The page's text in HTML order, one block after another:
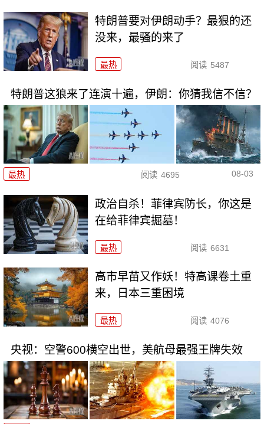
特朗普要对伊朗动手？最狠的还
没来，最骚的来了
最热 阅读 5487
特朗普这狼来了连演十遍，伊朗：你猜我信不信？
最热 阅读 4695 08-03
政治自杀！菲律宾防长，你这是
在给菲律宾掘墓！
最热 阅读 6631
高市早苗又作妖！特高课卷土重
来，日本三重困境
最热 阅读 4076
央视：空警600横空出世，美航母最强王牌失效